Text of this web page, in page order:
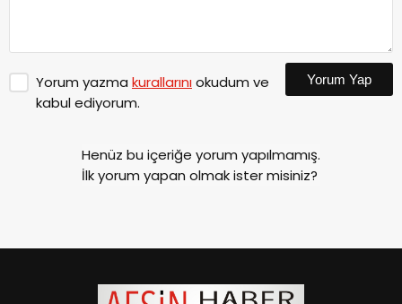
Yorum yazma kurallarınıokudum ve
kabul ediyorum.
Yorum Yap
Henüz bu içeriğe yorum yapılmamış.
İlk yorum yapan olmak ister misiniz?